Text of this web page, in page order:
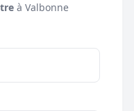
à Valbonne